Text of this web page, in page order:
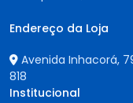
Endereço da Loja
Avenida Inhacorá,
818
Institucional